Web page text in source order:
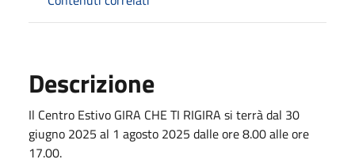
Descrizione
Il Centro Estivo GIRA CHE TI RIGIRA si terrà dal 30
giugno 2025 al 1 agosto 2025 dalle ore 8.00 alle ore
17.00.